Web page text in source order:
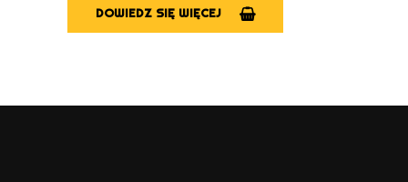
DOWIEDZ SIĘ WIĘCEJ